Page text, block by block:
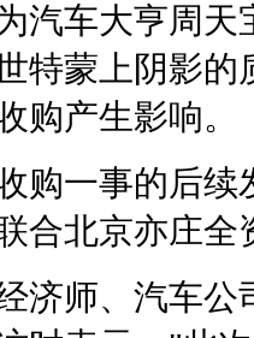
汽车大亨周
特蒙上阴影
购产生影响。
购一事的后
合北京亦庄
济师、汽车